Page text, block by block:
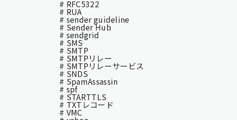
# RFC5322
# RUA
# sender guideline
# Sender Hub
# sendgrid
# SMS
# SMTP
# SMTPリレー
# SMTPリレーサービス
# SNDS
# SpamAssassin
# spf
# STARTTLS
# TXTレコード
# VMC